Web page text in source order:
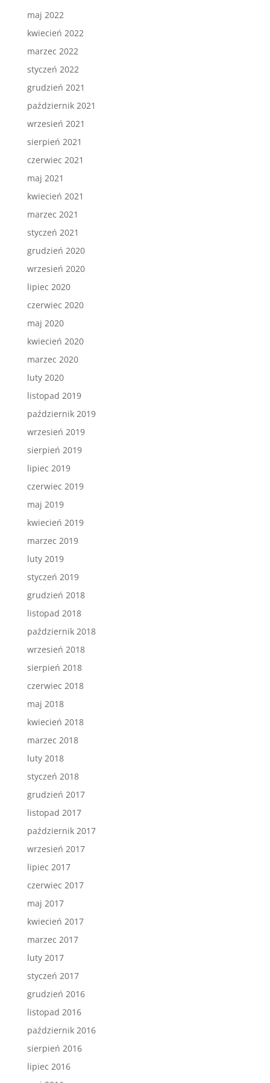
maj 2022
kwiecień 2022
marzec 2022
styczeń 2022
grudzień 2021
październik 2021
wrzesień 2021
sierpień 2021
czerwiec 2021
maj 2021
kwiecień 2021
marzec 2021
styczeń 2021
grudzień 2020
wrzesień 2020
lipiec 2020
czerwiec 2020
maj 2020
kwiecień 2020
marzec 2020
luty 2020
listopad 2019
październik 2019
wrzesień 2019
sierpień 2019
lipiec 2019
czerwiec 2019
maj 2019
kwiecień 2019
marzec 2019
luty 2019
styczeń 2019
grudzień 2018
listopad 2018
październik 2018
wrzesień 2018
sierpień 2018
czerwiec 2018
maj 2018
kwiecień 2018
marzec 2018
luty 2018
styczeń 2018
grudzień 2017
listopad 2017
październik 2017
wrzesień 2017
lipiec 2017
czerwiec 2017
maj 2017
kwiecień 2017
marzec 2017
luty 2017
styczeń 2017
grudzień 2016
listopad 2016
październik 2016
sierpień 2016
lipiec 2016